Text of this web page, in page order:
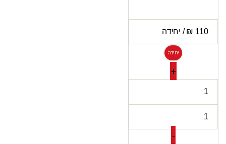
יחידה
+
-